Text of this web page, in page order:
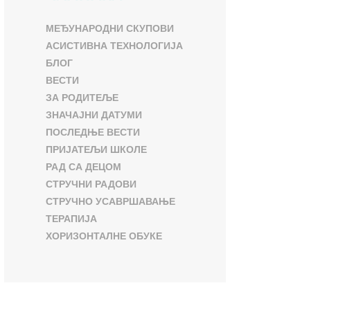
МЕЂУНАРОДНИ СКУПОВИ
АСИСТИВНА ТЕХНОЛОГИЈА
БЛОГ
ВЕСТИ
ЗА РОДИТЕЉЕ
ЗНАЧАЈНИ ДАТУМИ
ПОСЛЕДЊЕ ВЕСТИ
ПРИЈАТЕЉИ ШКОЛЕ
РАД СА ДЕЦОМ
СТРУЧНИ РАДОВИ
СТРУЧНО УСАВРШАВАЊЕ
ТЕРАПИЈА
ХОРИЗОНТАЛНЕ ОБУКЕ